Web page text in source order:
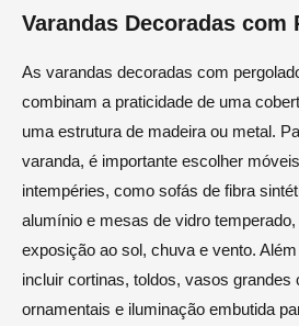
Varandas Decoradas com
As varandas decoradas com
combinam a praticidade de uma
uma estrutura de madeira ou metal.
varanda, é importante escolher
intempéries, como sofás de fibra
alumínio e mesas de vidro
exposição ao sol, chuva e vento.
incluir cortinas, toldos, vasos grandes
ornamentais e iluminação embutida